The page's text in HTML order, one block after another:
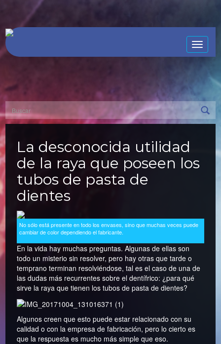
Toggle
La desconocida utilidad
de la raya que poseen los
tubos de pasta de
dientes
No sólo está presente en todo los envases, sino que muchas veces puede
cambiar de color dependiendo el fabricante.
En la vida hay muchas preguntas. Algunas de ellas son
todo un misterio sin resolver, pero hay otras que tarde o
temprano terminan resolviéndose, tal es el caso de una de
las dudas más recurrentes sobre el dentífrico: ¿para qué
sirve la raya que tienen los tubos de pasta de dientes?
Algunos creen que esto puede estar relacionado con su
calidad o con la empresa de fabricación, pero lo cierto es
que la respuesta es mucho más simple que eso.